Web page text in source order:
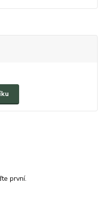
první.